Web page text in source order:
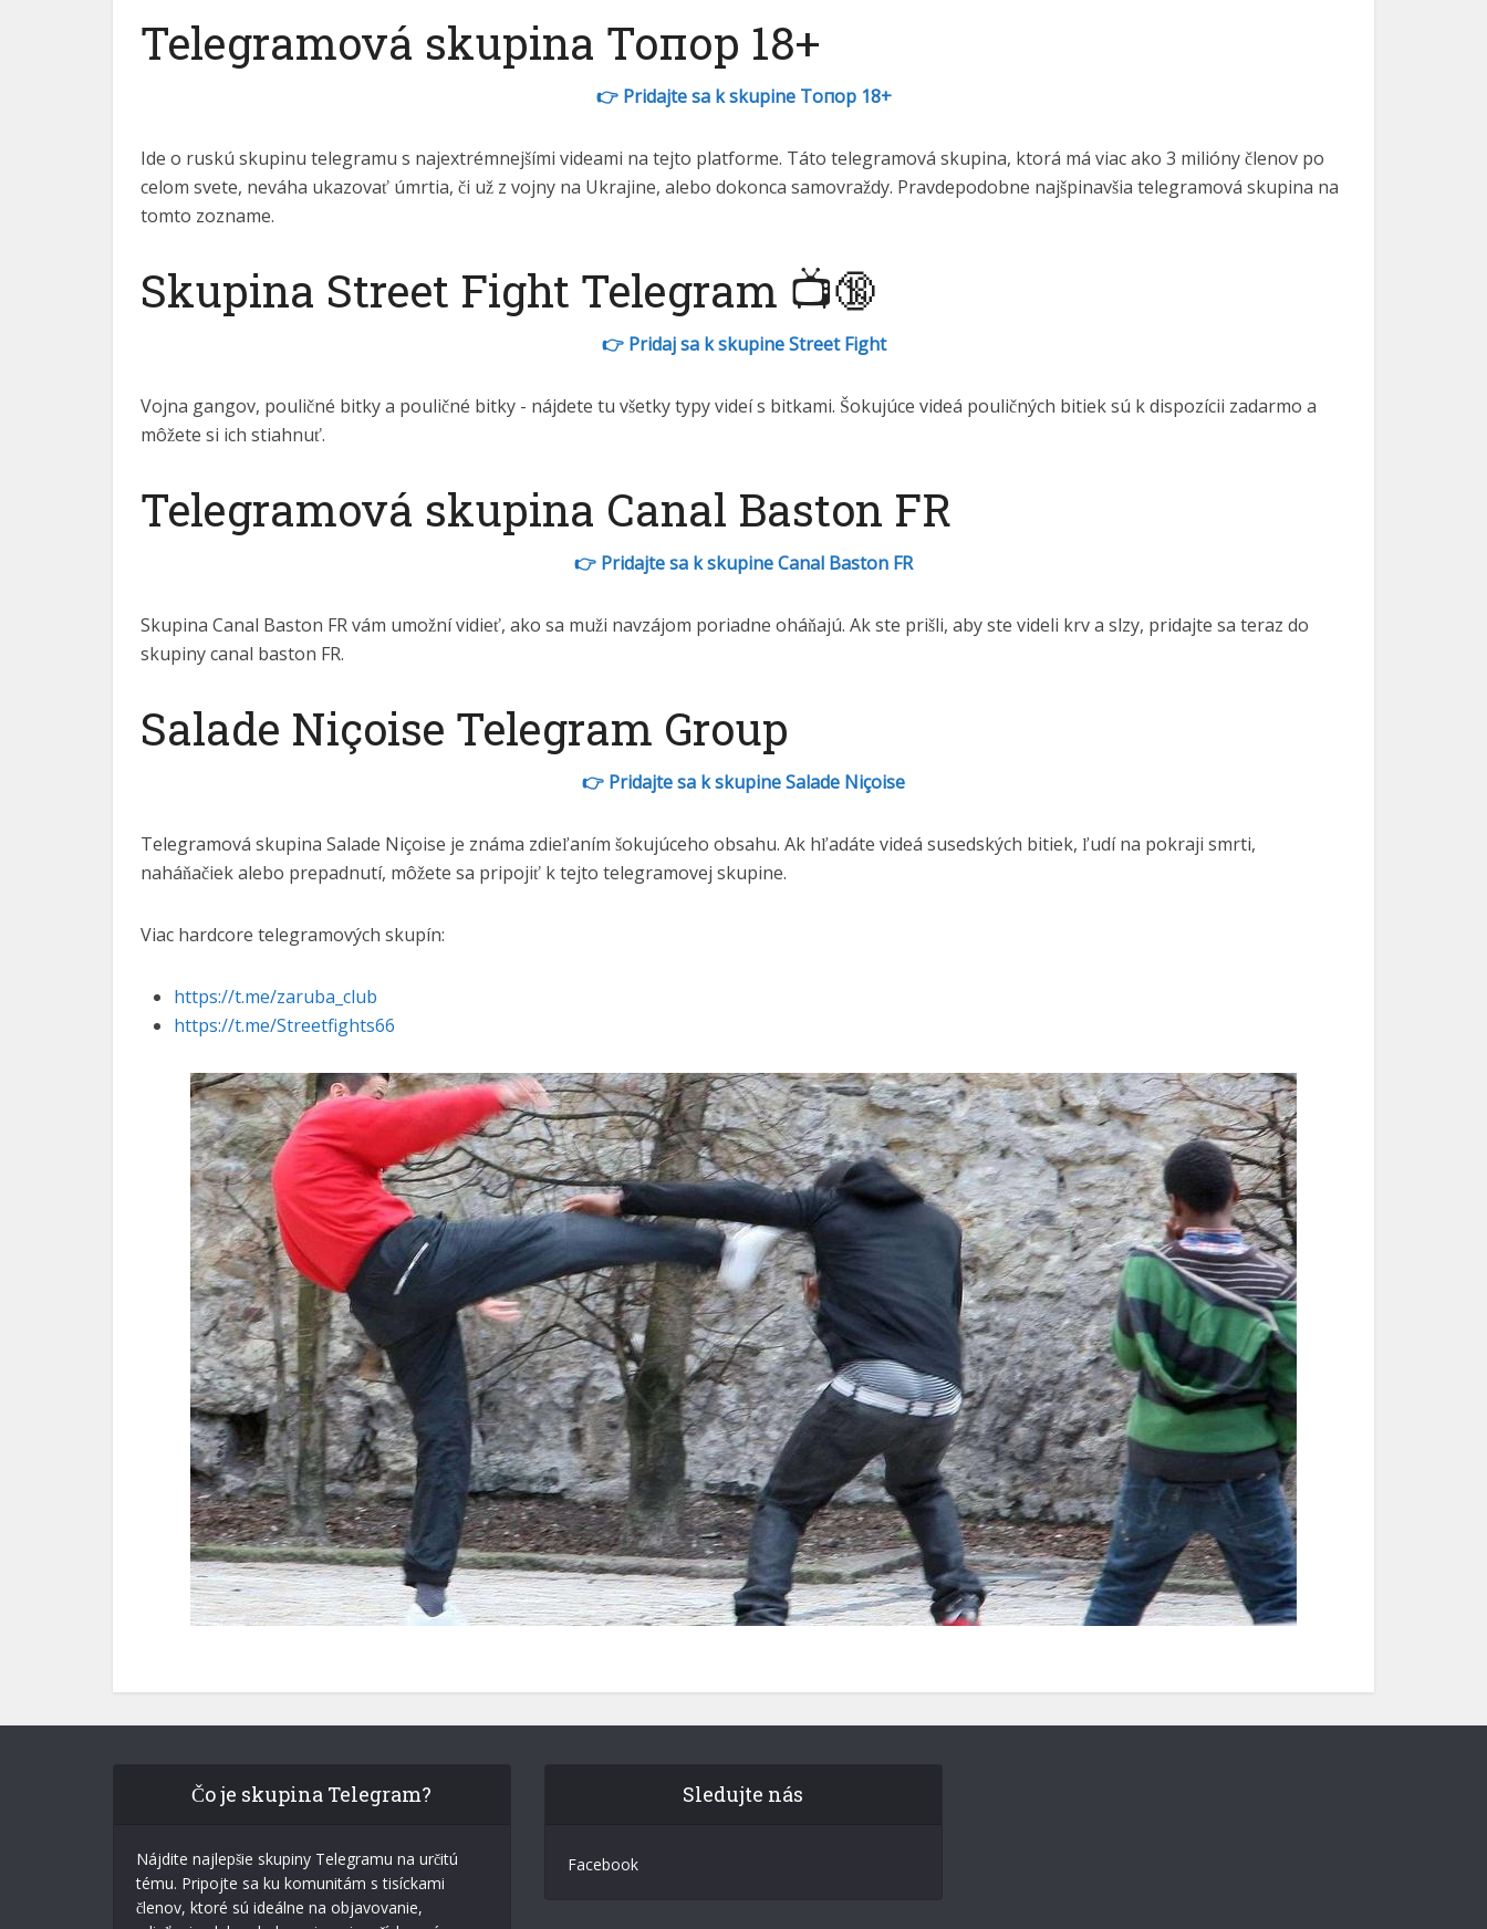
Korean
Estonian
Lithuanian
Slovenian
Telegramová skupina Toпор 18+
👉 Pridajte sa k skupine Toпор 18+
Ide o ruskú skupinu telegramu s najextrémnejšími videami na tejto platforme. Táto telegramová skupina, ktorá má viac ako 3 milióny členov po
celom svete, neváha ukazovať úmrtia, či už z vojny na Ukrajine, alebo dokonca samovraždy. Pravdepodobne najšpinavšia telegramová skupina na
tomto zozname.
Skupina Street Fight Telegram 📺🔞
👉 Pridaj sa k skupine Street Fight
Vojna gangov, pouličné bitky a pouličné bitky - nájdete tu všetky typy videí s bitkami. Šokujúce videá pouličných bitiek sú k dispozícii zadarmo a
môžete si ich stiahnuť.
Telegramová skupina Canal Baston FR
👉 Pridajte sa k skupine Canal Baston FR
Skupina Canal Baston FR vám umožní vidieť, ako sa muži navzájom poriadne oháňajú. Ak ste prišli, aby ste videli krv a slzy, pridajte sa teraz do
skupiny canal baston FR.
Salade Niçoise Telegram Group
👉 Pridajte sa k skupine Salade Niçoise
Telegramová skupina Salade Niçoise je známa zdieľaním šokujúceho obsahu. Ak hľadáte videá susedských bitiek, ľudí na pokraji smrti,
naháňačiek alebo prepadnutí, môžete sa pripojiť k tejto telegramovej skupine.
Viac hardcore telegramových skupín:
https://t.me/zaruba_club
https://t.me/Streetfights66
Čo je skupina Telegram?
Nájdite najlepšie skupiny Telegramu na určitú
tému. Pripojte sa ku komunitám s tisíckami
členov, ktoré sú ideálne na objavovanie,
Sledujte nás
Facebook